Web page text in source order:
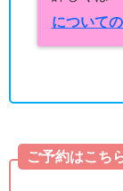
について
ご予約はこち